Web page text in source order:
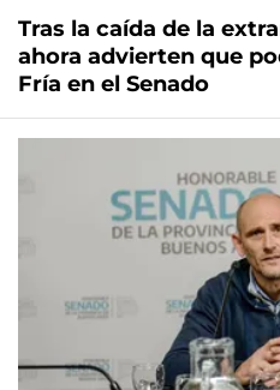
Tras la caída de la
ahora advierten que
Fría en el Senado